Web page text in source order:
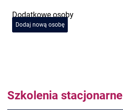
Dodatkowe osoby
Dodaj nową osobę
Szkolenia stacjonarne